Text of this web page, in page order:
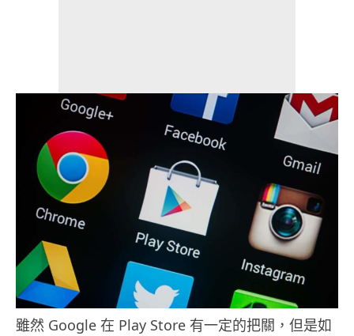
雖然 Google 在 Play Store 有一定的把關，但是如